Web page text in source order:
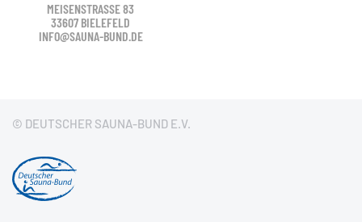
MEISENSTRASSE 83
33607 BIELEFELD
INFO@SAUNA-BUND.DE
© DEUTSCHER SAUNA-BUND E.V.